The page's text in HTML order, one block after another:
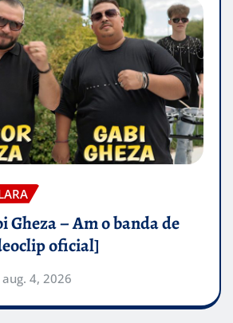
Gheza – Am o banda de
oficial]
aug. 4, 2026